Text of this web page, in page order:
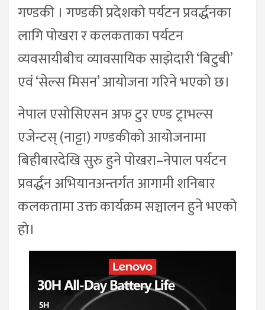
गण्डकी । गण्डकी प्रदेशको पर्यटन प्रवर्द्धनका
लागि पोखरा र कलकताका पर्यटन
व्यवसायीबीच व्यावसायिक साझेदारी ‘बिटुबी’
एवं ‘सेल्स मिसन’ आयोजना गरिने भएको छ।
नेपाल एसोसिएसन अफ टुर एण्ड ट्राभल्स
एजेन्टस् (नाट्टा) गण्डकीको आयोजनामा
बिहीबारदेखि सुरु हुने पोखरा–नेपाल पर्यटन
प्रवर्द्धन अभियानअन्तर्गत आगामी शनिबार
कलकतामा उक्त कार्यक्रम सञ्चालन हुने भएको
हो।